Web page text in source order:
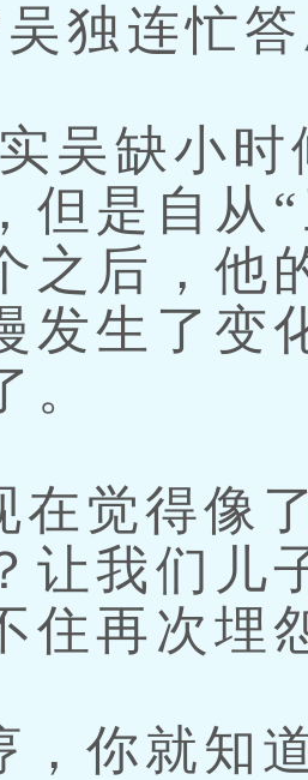
独连忙
吴缺小时
但是自从
之后，他
发生了变
。
觉得像
让我们儿
住再次埋
你就知